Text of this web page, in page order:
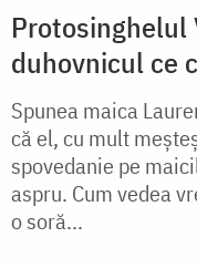
Protosinghelul
duhovnicul ce
Spunea maica
că el, cu mult
spovedanie pe
aspru. Cum vedea
o soră...